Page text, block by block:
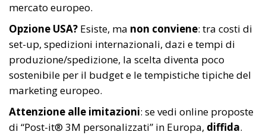
mercato europeo.
Opzione USA? Esiste, ma non conviene: tra costi di
set-up, spedizioni internazionali, dazi e tempi di
produzione/spedizione, la scelta diventa poco
sostenibile per il budget e le tempistiche tipiche del
marketing europeo.
Attenzione alle imitazioni: se vedi online proposte
di “Post-it® 3M personalizzati” in Europa, diffida.